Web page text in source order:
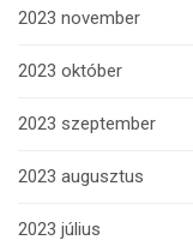
2023 november
2023 október
2023 szeptember
2023 augusztus
2023 július